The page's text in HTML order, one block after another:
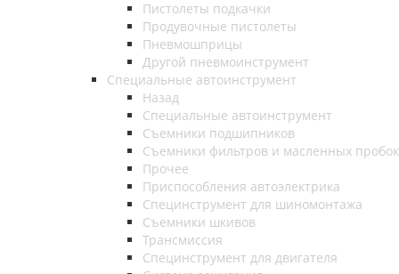
Пистолеты подкачки
Продувочные пистолеты
Пневмошприцы
Другой пневмоинструмент
Специальные автоинструмент
Назад
Специальные автоинструмент
Съемники подшипников
Съемники фильтров и масленных пробок
Прочее
Приспособления автоэлектрика
Специнструмент для шиномонтажа
Съемники шкивов
Трансмиссия
Специнструмент для двигателя